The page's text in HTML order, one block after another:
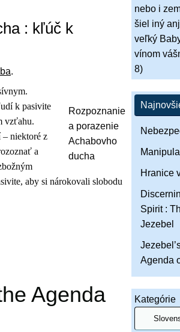
: kľúč k
.
Rozpoznanie
a porazenie
Achabovho
ducha
k pasivite
vzťahu.
– niektoré z
a
aby si nárokovali slobodu
Agenda
nebo i
šiel iný
veľký
vínom
8)
Hranice
Spirit :
Jezebel
Agenda
Kategórie